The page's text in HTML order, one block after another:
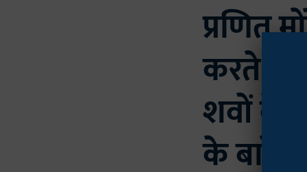
प्रणित
करते हुए
शवों के
के बारे